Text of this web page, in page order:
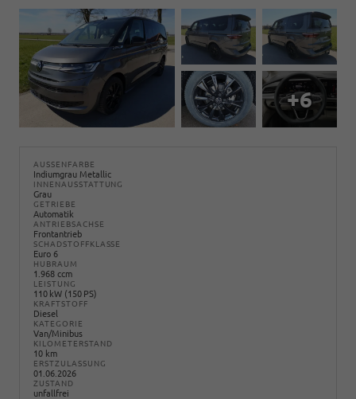
+6
AUSSENFARBE
Indiumgrau Metallic
INNENAUSSTATTUNG
Grau
GETRIEBE
Automatik
ANTRIEBSACHSE
Frontantrieb
SCHADSTOFFKLASSE
Euro 6
HUBRAUM
1.968 ccm
LEISTUNG
110 kW (150 PS)
KRAFTSTOFF
Diesel
KATEGORIE
Van/Minibus
KILOMETERSTAND
10 km
ERSTZULASSUNG
01.06.2026
ZUSTAND
unfallfrei